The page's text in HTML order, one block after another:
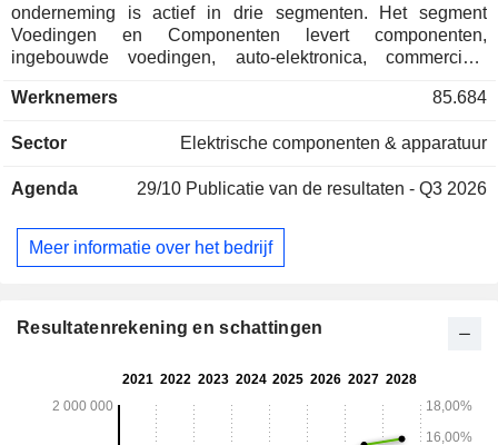
onderneming is actief in drie segmenten. Het segment
Voedingen en Componenten levert componenten,
ingebouwde voedingen, auto-elektronica, commerciële
voor thermisch beheer. Het segment Automatisering biedt
andere diensten. Het segment Infrastructuur biedt informatie-
oplossingen, alsmede projectieapparatuur. De producten
Verenigde Staten, Europa, Japan en andere regio's.
Werknemers 85.684
Sector Elektrische componenten & apparatuur
Agenda 29/10 Publicatie van de resultaten - Q3 2026
Meer informatie over het bedrijf
Resultatenrekening en schattingen